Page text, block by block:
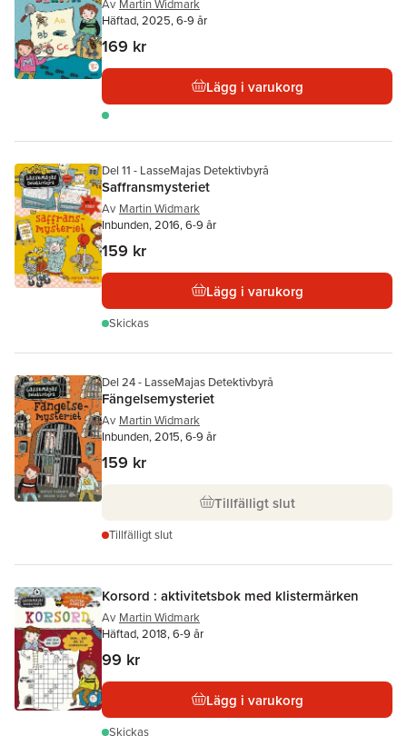
Av Martin Widmark
Häftad, 2025, 6-9 år
169 kr
Lägg i varukorg
Del 11 - LasseMajas Detektivbyrå
Saffransmysteriet
Av Martin Widmark
Inbunden, 2016, 6-9 år
159 kr
Lägg i varukorg
Skickas
Del 24 - LasseMajas Detektivbyrå
Fängelsemysteriet
Av Martin Widmark
Inbunden, 2015, 6-9 år
159 kr
Tillfälligt slut
Tillfälligt slut
Korsord : aktivitetsbok med klistermärken
Av Martin Widmark
Häftad, 2018, 6-9 år
99 kr
Lägg i varukorg
Skickas